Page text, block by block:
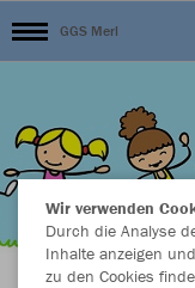
GGS Merl
Wir verwenden
Durch die Analyse
Inhalte anzeigen
zu den Cookies